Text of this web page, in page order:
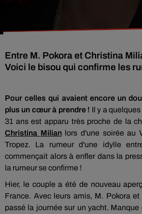
Entre M. Pokora et Christina
Voici le bisou qui confirme les
Pour celles qui avaient encore un
plus un cœur à prendre ! Il y a
31 ans est apparu très proche de la
Christina Milianlors d'une soirée au
Tropez. La rumeur d'une idylle
commençait alors à enfler dans la
la rumeur se confirme !
Hier, le couple a été de nouveau
France. Avec leurs amis, M. Pokora et
passé la journée sur un yacht. Manque